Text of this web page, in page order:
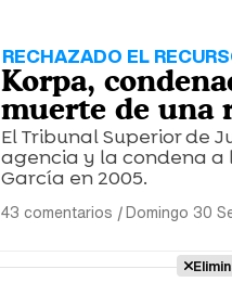
RECHAZADO EL
Korpa,
muerte de una
El Tribunal Superior de
agencia y la condena a
García en 2005.
43 comentarios |Domingo 30